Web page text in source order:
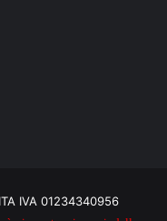
IVA 01234340956